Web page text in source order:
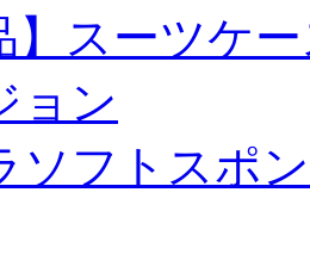
】スーツケ
ョン
ソフトスポ